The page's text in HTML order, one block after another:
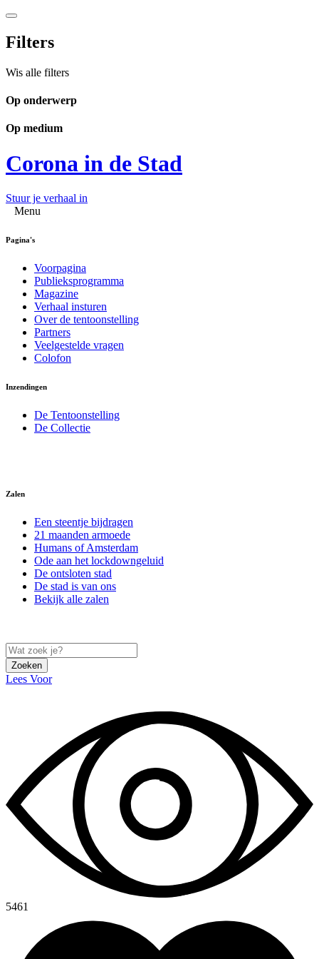
Filters
Wis alle filters
Op onderwerp
Op medium
Corona in de Stad
Stuur je verhaal in
Menu
Pagina's
Voorpagina
Publieksprogramma
Magazine
Verhaal insturen
Over de tentoonstelling
Partners
Veelgestelde vragen
Colofon
Inzendingen
De Tentoonstelling
De Collectie
Zalen
Een steentje bijdragen
21 maanden armoede
Humans of Amsterdam
Ode aan het lockdowngeluid
De ontsloten stad
De stad is van ons
Bekijk alle zalen
Zoeken
Lees Voor
5461